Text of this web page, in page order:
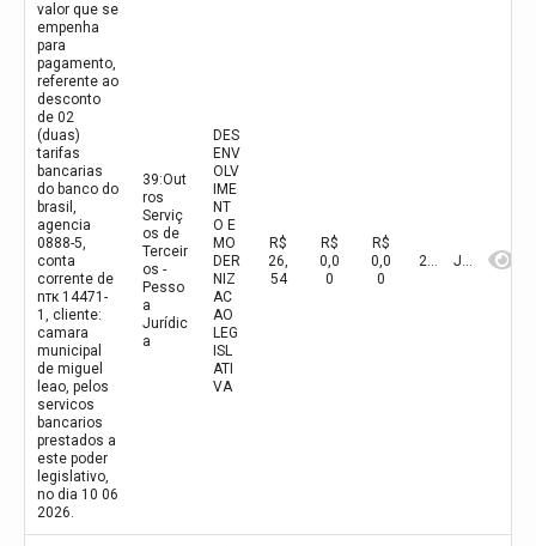
valor que se
empenha
para
pagamento,
referente ao
desconto
de 02
(duas)
tarifas
bancarias
do banco do
brasil,
agencia
0888-5,
conta
corrente de
nтк 14471-
1, cliente:
camara
municipal
de miguel
leao, pelos
servicos
bancarios
prestados a
este poder
legislativo,
no dia 10 06
2026.
39:Out
ros
Serviç
os de
Terceir
os -
Pesso
a
Jurídic
a
DES
ENV
OLV
IME
NT
O E
MO
DER
NIZ
AC
AO
LEG
ISL
ATI
VA
R$
26,
54
R$
0,0
0
R$
0,0
0
2026 Junho